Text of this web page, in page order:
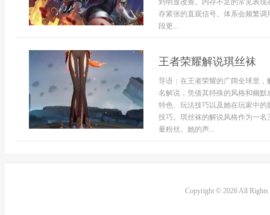
到明显改善。内存不足的常见表
存紧张的直观信号。体系会频繁
段更...
王者荣耀解说琪丝袜
导语：在王者荣耀的广阔全球里
名解说，凭借其特殊的风格和幽
特色、玩法技巧以及她在玩家中
技巧。琪丝袜的解说风格作为一
量粉丝。她的声...
Copyright © 2026 All